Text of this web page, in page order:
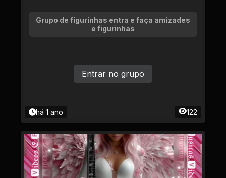
Grupo de figurinhas entra e faça amizades
e figurinhas
há 1 ano 122
Entrar no grupo